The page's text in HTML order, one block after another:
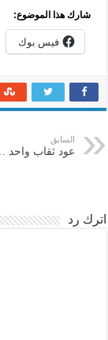
شارك هذا الموضوع:
فيس بوك
السابق
عود ثقاب واحد
اترك رد